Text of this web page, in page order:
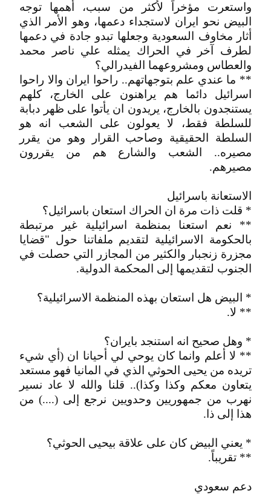
واستعرت مؤخراً لأكثر من سبب، أهمها توجه
البيض نحو ايران لاستجداء دعمها، وهو الأمر الذي
أثار مخاوف السعودية وجعلها تبدو جادة في دعمها
لطرف آخر في الحراك يمثله علي ناصر محمد
والعطاس ومشروعهما الفيدرالي؟
** ما عندي علم بتوجهاتهم.. راحوا ايران والا راحوا
اسرائيل دائما هم يراهنون على الخارج، كلهم
يستنجدون بالخارج، يريدون ان يأتوا على ظهر دبابة
للسلطة فقط، لا يعولون على الشعب انه هو
السلطة الحقيقية وصاحب القرار وهو من يقرر
مصيره.. الشعب والشارع هم من يقررون
مصيرهم.
الاستعانة باسرائيل
* قلت ذات مرة ان الحراك استعان باسرائيل؟
** نعم استعنا بمنظمة اسرائيلية غير مرتبطة
بالحكومة الاسرائيلية لتقديم ملفاتنا حول "قضايا
مجزرة زنجبار والكثير من المجازر التي حصلت في
الجنوب لتقديمها إلى المحكمة الدولية.
* البيض هل استعان بهذه المنظمة الاسرائيلية؟
** لا.
* وهل صحيح انه استنجد بايران؟
** لا أعلم وانما كان يوحي لي أحيانا ان (أي شيء
تريده من يحيى الحوثي الذي في المانيا فهو مستعد
يتعاون معكم وكذا وكذا).. قلنا والله لا عاد نسير
نهرب من جمهوريين وحدويين نرجع إلى (....) من
هذا إلى ذا.
* يعني البيض كان على علاقة بيحيى الحوثي؟
** تقريباً.
دعم سعودي